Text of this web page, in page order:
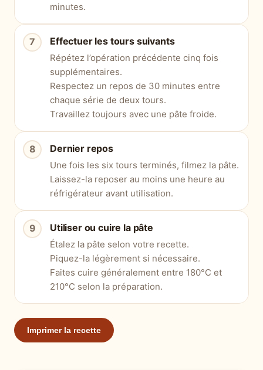
minutes.
Effectuer les tours suivants
Répétez l’opération précédente cinq fois
supplémentaires.
Respectez un repos de 30 minutes entre
chaque série de deux tours.
Travaillez toujours avec une pâte froide.
Dernier repos
Une fois les six tours terminés, filmez la pâte.
Laissez-la reposer au moins une heure au
réfrigérateur avant utilisation.
Utiliser ou cuire la pâte
Étalez la pâte selon votre recette.
Piquez-la légèrement si nécessaire.
Faites cuire généralement entre 180°C et
210°C selon la préparation.
Imprimer la recette